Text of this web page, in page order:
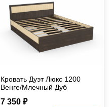
Кровать Дуэт Люкс 1200
Венге/Млечный Дуб
7 350 ₽